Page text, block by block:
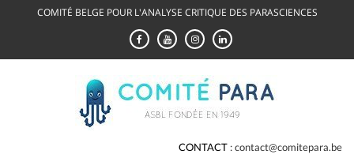
COMITÉ BELGE POUR L'ANALYSE CRITIQUE DES PARASCIENCES
CONTACT contact@comitepara.be